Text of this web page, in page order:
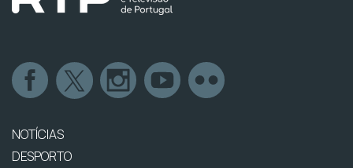
NOTÍCIAS
DESPORTO